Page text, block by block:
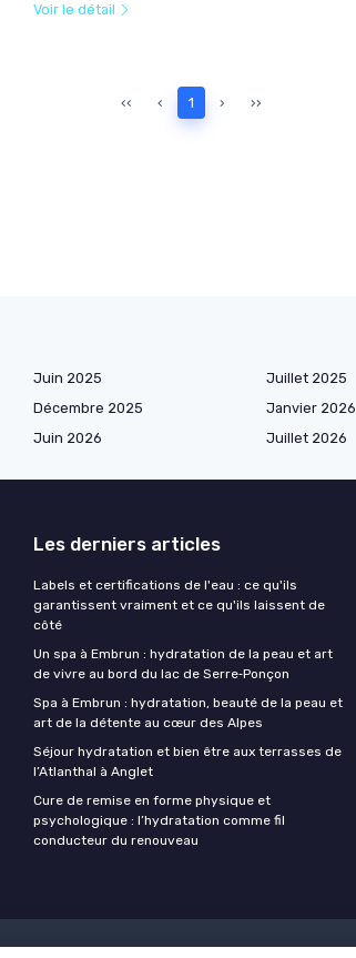
Voir le détail
‹‹ ‹ 1 › ››
Juin 2025 Juillet 2025
Décembre 2025 Janvier 2026
Juin 2026 Juillet 2026
Les derniers articles
Labels et certifications de l'eau : ce qu'ils
garantissent vraiment et ce qu'ils laissent de
côté
Un spa à Embrun : hydratation de la peau et art
de vivre au bord du lac de Serre‑Ponçon
Spa à Embrun : hydratation, beauté de la peau et
art de la détente au cœur des Alpes
Séjour hydratation et bien être aux terrasses de
l’Atlanthal à Anglet
Cure de remise en forme physique et
psychologique : l’hydratation comme fil
conducteur du renouveau